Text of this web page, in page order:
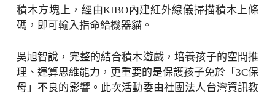
積木方塊上，經由KIBO內建紅外線儀掃描積木上條
碼，即可輸入指命給機器貓。
吳旭智說，完整的結合積木遊戲，培養孩子的空間推
理、運算思維能力，更重要的是保護孩子免於「3C保
母」不良的影響。此次活動委由社團法人台灣資訊教